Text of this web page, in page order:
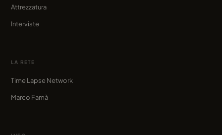
Attrezzatura
Interviste
LA RETE
Time Lapse Network
Marco Famà